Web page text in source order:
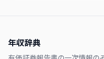
年収辞典